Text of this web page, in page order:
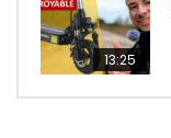
13:25